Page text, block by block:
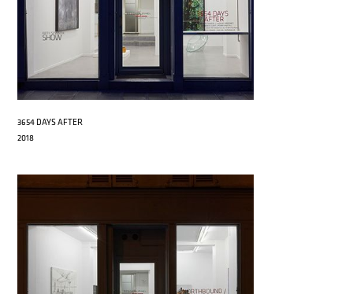
3654 DAYS AFTER
2018